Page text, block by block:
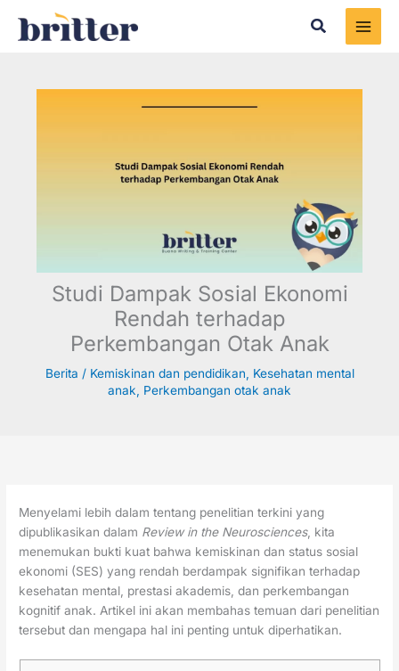
Search
Studi Dampak Sosial Ekonomi
Rendah terhadap
Perkembangan Otak Anak
Berita / Kemiskinan dan pendidikan, Kesehatan mental
anak, Perkembangan otak anak
Menyelami lebih dalam tentang penelitian terkini yang
dipublikasikan dalam Review in the Neurosciences, kita
menemukan bukti kuat bahwa kemiskinan dan status sosial
ekonomi (SES) yang rendah berdampak signifikan terhadap
kesehatan mental, prestasi akademis, dan perkembangan
kognitif anak. Artikel ini akan membahas temuan dari penelitian
tersebut dan mengapa hal ini penting untuk diperhatikan.